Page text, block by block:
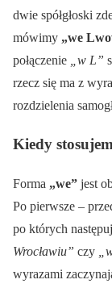
dwie spółgłoski
mówimy „we
połączenie
„w L”
rzecz się ma z
rozdzielenia
Kiedy
Forma „we” jest
Po pierwsze –
po których
Wrocławiu” czy
wyrazami